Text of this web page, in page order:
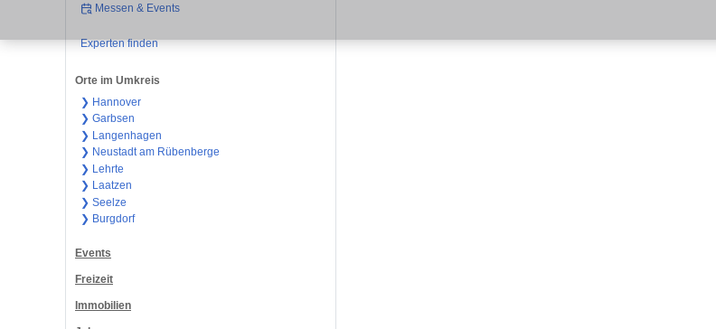
Messen & Events
Experten finden
Orte im Umkreis
❯ Hannover
❯ Garbsen
❯ Langenhagen
❯ Neustadt am Rübenberge
❯ Lehrte
❯ Laatzen
❯ Seelze
❯ Burgdorf
Events
Freizeit
Immobilien